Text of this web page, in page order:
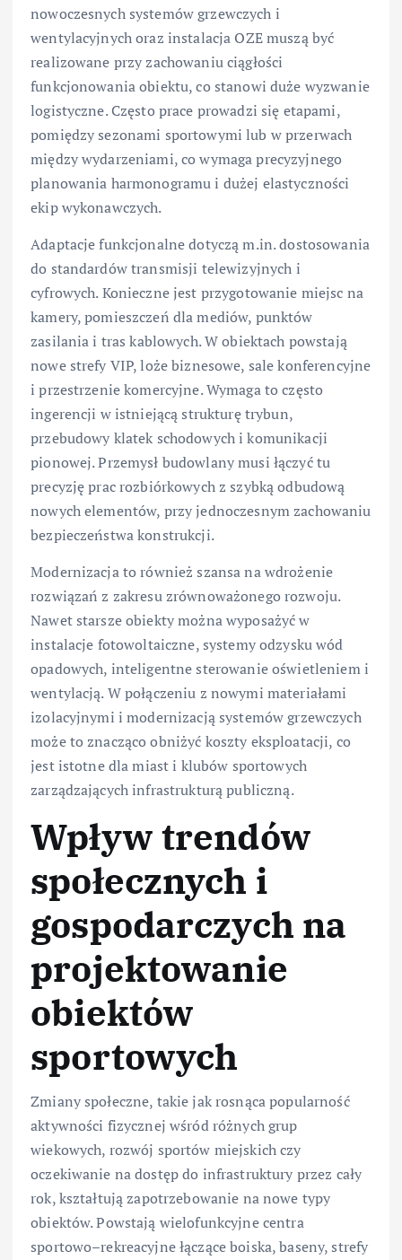
nowoczesnych systemów grzewczych i
wentylacyjnych oraz instalacja OZE muszą być
realizowane przy zachowaniu ciągłości
funkcjonowania obiektu, co stanowi duże wyzwanie
logistyczne. Często prace prowadzi się etapami,
pomiędzy sezonami sportowymi lub w przerwach
między wydarzeniami, co wymaga precyzyjnego
planowania harmonogramu i dużej elastyczności
ekip wykonawczych.
Adaptacje funkcjonalne dotyczą m.in. dostosowania
do standardów transmisji telewizyjnych i
cyfrowych. Konieczne jest przygotowanie miejsc na
kamery, pomieszczeń dla mediów, punktów
zasilania i tras kablowych. W obiektach powstają
nowe strefy VIP, loże biznesowe, sale konferencyjne
i przestrzenie komercyjne. Wymaga to często
ingerencji w istniejącą strukturę trybun,
przebudowy klatek schodowych i komunikacji
pionowej. Przemysł budowlany musi łączyć tu
precyzję prac rozbiórkowych z szybką odbudową
nowych elementów, przy jednoczesnym zachowaniu
bezpieczeństwa konstrukcji.
Modernizacja to również szansa na wdrożenie
rozwiązań z zakresu zrównoważonego rozwoju.
Nawet starsze obiekty można wyposażyć w
instalacje fotowoltaiczne, systemy odzysku wód
opadowych, inteligentne sterowanie oświetleniem i
wentylacją. W połączeniu z nowymi materiałami
izolacyjnymi i modernizacją systemów grzewczych
może to znacząco obniżyć koszty eksploatacji, co
jest istotne dla miast i klubów sportowych
zarządzających infrastrukturą publiczną.
Wpływ trendów
społecznych i
gospodarczych na
projektowanie
obiektów
sportowych
Zmiany społeczne, takie jak rosnąca popularność
aktywności fizycznej wśród różnych grup
wiekowych, rozwój sportów miejskich czy
oczekiwanie na dostęp do infrastruktury przez cały
rok, kształtują zapotrzebowanie na nowe typy
obiektów. Powstają wielofunkcyjne centra
sportowo–rekreacyjne łączące boiska, baseny, strefy